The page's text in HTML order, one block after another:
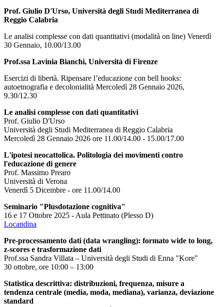
Prof. Giulio D'Urso, Università degli Studi Mediterranea di
Reggio Calabria
Le analisi complesse con dati quantitativi (modalità on line) Venerdì
30 Gennaio, 10.00/13.00
Prof.ssa Lavinia Bianchi, Università di Firenze
Esercizi di libertà. Ripensare l’educazione con bell hooks:
autoetnografia e decolonialità Mercoledì 28 Gennaio 2026,
9.30/12.30
Le analisi complesse con dati quantitativi
Prof. Giulio D'Urso
Università degli Studi Mediterranea di Reggio Calabria
Mercoledì 28 Gennaio 2026 ore 11.00/14.00 - 15.00/17.00
L'ipotesi neocattolica. Politologia dei movimenti contro
l'educazione di genere
Prof. Massimo Prearo
Università di Verona
Venerdì 5 Dicembre - ore 11.00/14.00
Seminario "Plusdotazione cognitiva"
16 e 17 Ottobre 2025 - Aula Pettinato (Plesso D)
Locandina
Pre-processamento dati (data wrangling): formato wide to long,
z-scores e trasformazione dati
Prof.ssa Sandra Villata – Università degli Studi di Enna "Kore"
30 ottobre, ore 10:00 – 13:00
Statistica descrittiva: distribuzioni, frequenza, misure a
tendenza centrale (media, moda, mediana), varianza, deviazione
standard